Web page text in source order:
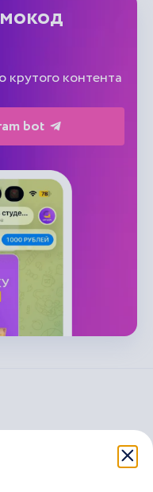
контента
bot